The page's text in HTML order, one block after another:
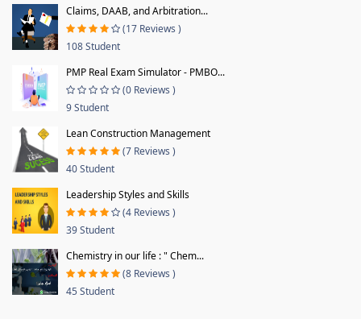
Claims, DAAB, and Arbitration...
(17 Reviews )
108 Student
PMP Real Exam Simulator - PMBO...
(0 Reviews )
9 Student
Lean Construction Management
(7 Reviews )
40 Student
Leadership Styles and Skills
(4 Reviews )
39 Student
Chemistry in our life : " Chem...
(8 Reviews )
45 Student